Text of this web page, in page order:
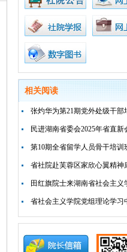
相关阅读
张灼华为第21期党外处级干部
民进湖南省委会2025年省直新
第10期全省留学人员骨干培训
省社院赴芙蓉区家欣心翼精神
田红旗院士来湖南省社会主义
省社会主义学院党组理论学习